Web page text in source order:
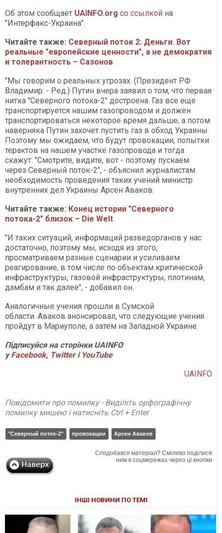
Об этом сообщает UAINFO.org со ссылкой на
"Интерфакс-Украина".
Читайте также: Северный поток 2: Деньги. Вот
реальные "европейские ценности", а не демократия
и толерантность – Сазонов
"Мы говорим о реальных угрозах. (Президент РФ
Владимир. - Ред.) Путин вчера заявил о том, что первая
нитка "Северного потока-2" достроена. Газ все еще
транспортируется нашим газопроводом и должен
транспортироваться некоторое время дальше, а потом
наверняка Путин захочет пустить газ в обход Украины.
Поэтому мы ожидаем, что будут провокации, попытки
терактов на нашем участке газопровода и тогда
скажут: "Смотрите, видите, вот - поэтому пускаем
через Северный поток-2", - объяснил журналистам
необходимость проведения таких учений министр
внутренних дел Украины Арсен Аваков.
Читайте также: Конец истории "Северного
потока-2" близок – Die Welt
"И таких ситуаций, информаций разведорганов у нас
достаточно, поэтому мы, исходя из этого,
просматриваем разные сценарии и усиливаем
реагирование, в том числе по объектам критической
инфраструктуры, газовой инфраструктуры, плотинам,
дамбам и так далее", - добавил он.
Аналогичные учения прошли в Сумской
области. Аваков анонсировал, что следующие учения
пройдут в Мариуполе, а затем на Западной Украине.
Підписуйся на сторінки UAINFO
уFacebook, Twitterі YouTube
UAINFO
Повідомити про помилку - Виділіть орфографічну
помилку мишею і натисніть Ctrl + Enter
"Северный поток-2" провокации Арсен Аваков
Сподобався матеріал? Сміливо поділися
ним в соцмережах через ці кнопки
ІНШІ НОВИНИ ПО ТЕМІ